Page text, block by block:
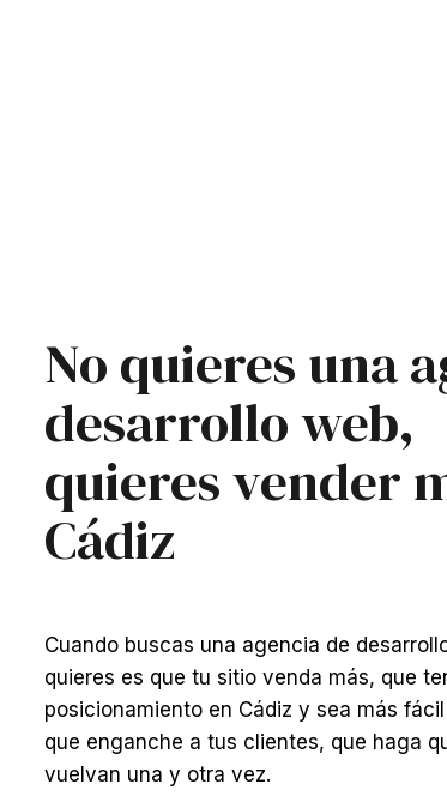
No quieres una
desarrollo web,
quieres vender
Cádiz
Cuando buscas una agencia de
quieres es que tu sitio venda más, que
posicionamiento en Cádiz y sea más
que enganche a tus clientes, que haga
vuelvan una y otra vez.